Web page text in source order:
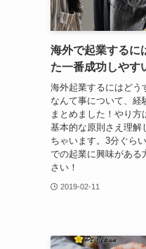
海外で起業するに
た一番成功しやす
海外起業するにはどう
なんて事について、経
まとめました！やり方
基本的な原則さえ理解
ちゃいます。3分ぐら
での起業に興味がある
さい！
2019-02-11